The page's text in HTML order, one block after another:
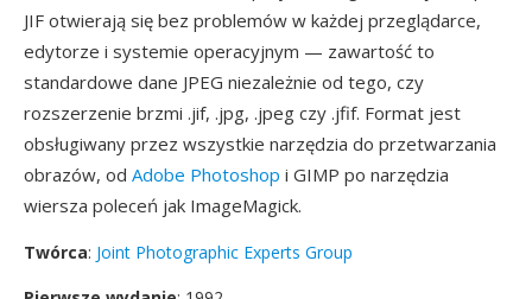
JIF otwierają się bez problemów w każdej przeglądarce,
edytorze i systemie operacyjnym — zawartość to
standardowe dane JPEG niezależnie od tego, czy
rozszerzenie brzmi .jif, .jpg, .jpeg czy .jfif. Format jest
obsługiwany przez wszystkie narzędzia do przetwarzania
obrazów, od Adobe Photoshop i GIMP po narzędzia
wiersza poleceń jak ImageMagick.
Twórca: Joint Photographic Experts Group